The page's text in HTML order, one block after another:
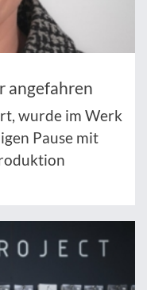
angefahren
wurde im Werk
Pause mit